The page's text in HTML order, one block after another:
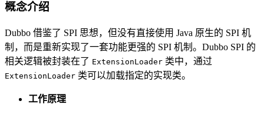
概念介绍
Dubbo 借鉴了 SPI 思想，但没有直接使用 Java 原生的 SPI 机
制，而是重新实现了一套功能更强的 SPI 机制。Dubbo SPI 的
相关逻辑被封装在了 ExtensionLoader 类中，通过
ExtensionLoader 类可以加载指定的实现类。
工作原理